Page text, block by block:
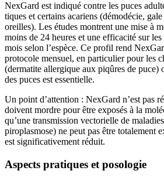
NexGard est indiqué contre les puces
tiques et certains acariens (démodécie,
oreilles). Les études montrent une mise à
moins de 24 heures et une efficacité sur
mois selon l’espèce. Ce profil rend
protocole mensuel, en particulier pour les
(dermatite allergique aux piqûres de puce)
des puces est essentielle.
Un point d’attention : NexGard n’est pas
doivent mordre pour être exposés à la
qu’une transmission vectorielle de
piroplasmose) ne peut pas être totalement
est significativement réduit.
Aspects pratiques et posologie